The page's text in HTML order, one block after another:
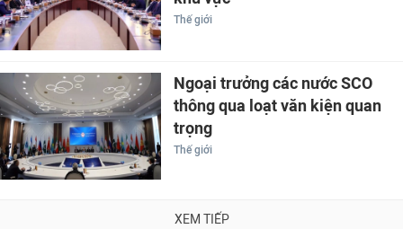
Thế giới
Ngoại trưởng các nước SCO
thông qua loạt văn kiện quan
trọng
Thế giới
XEM TIẾP